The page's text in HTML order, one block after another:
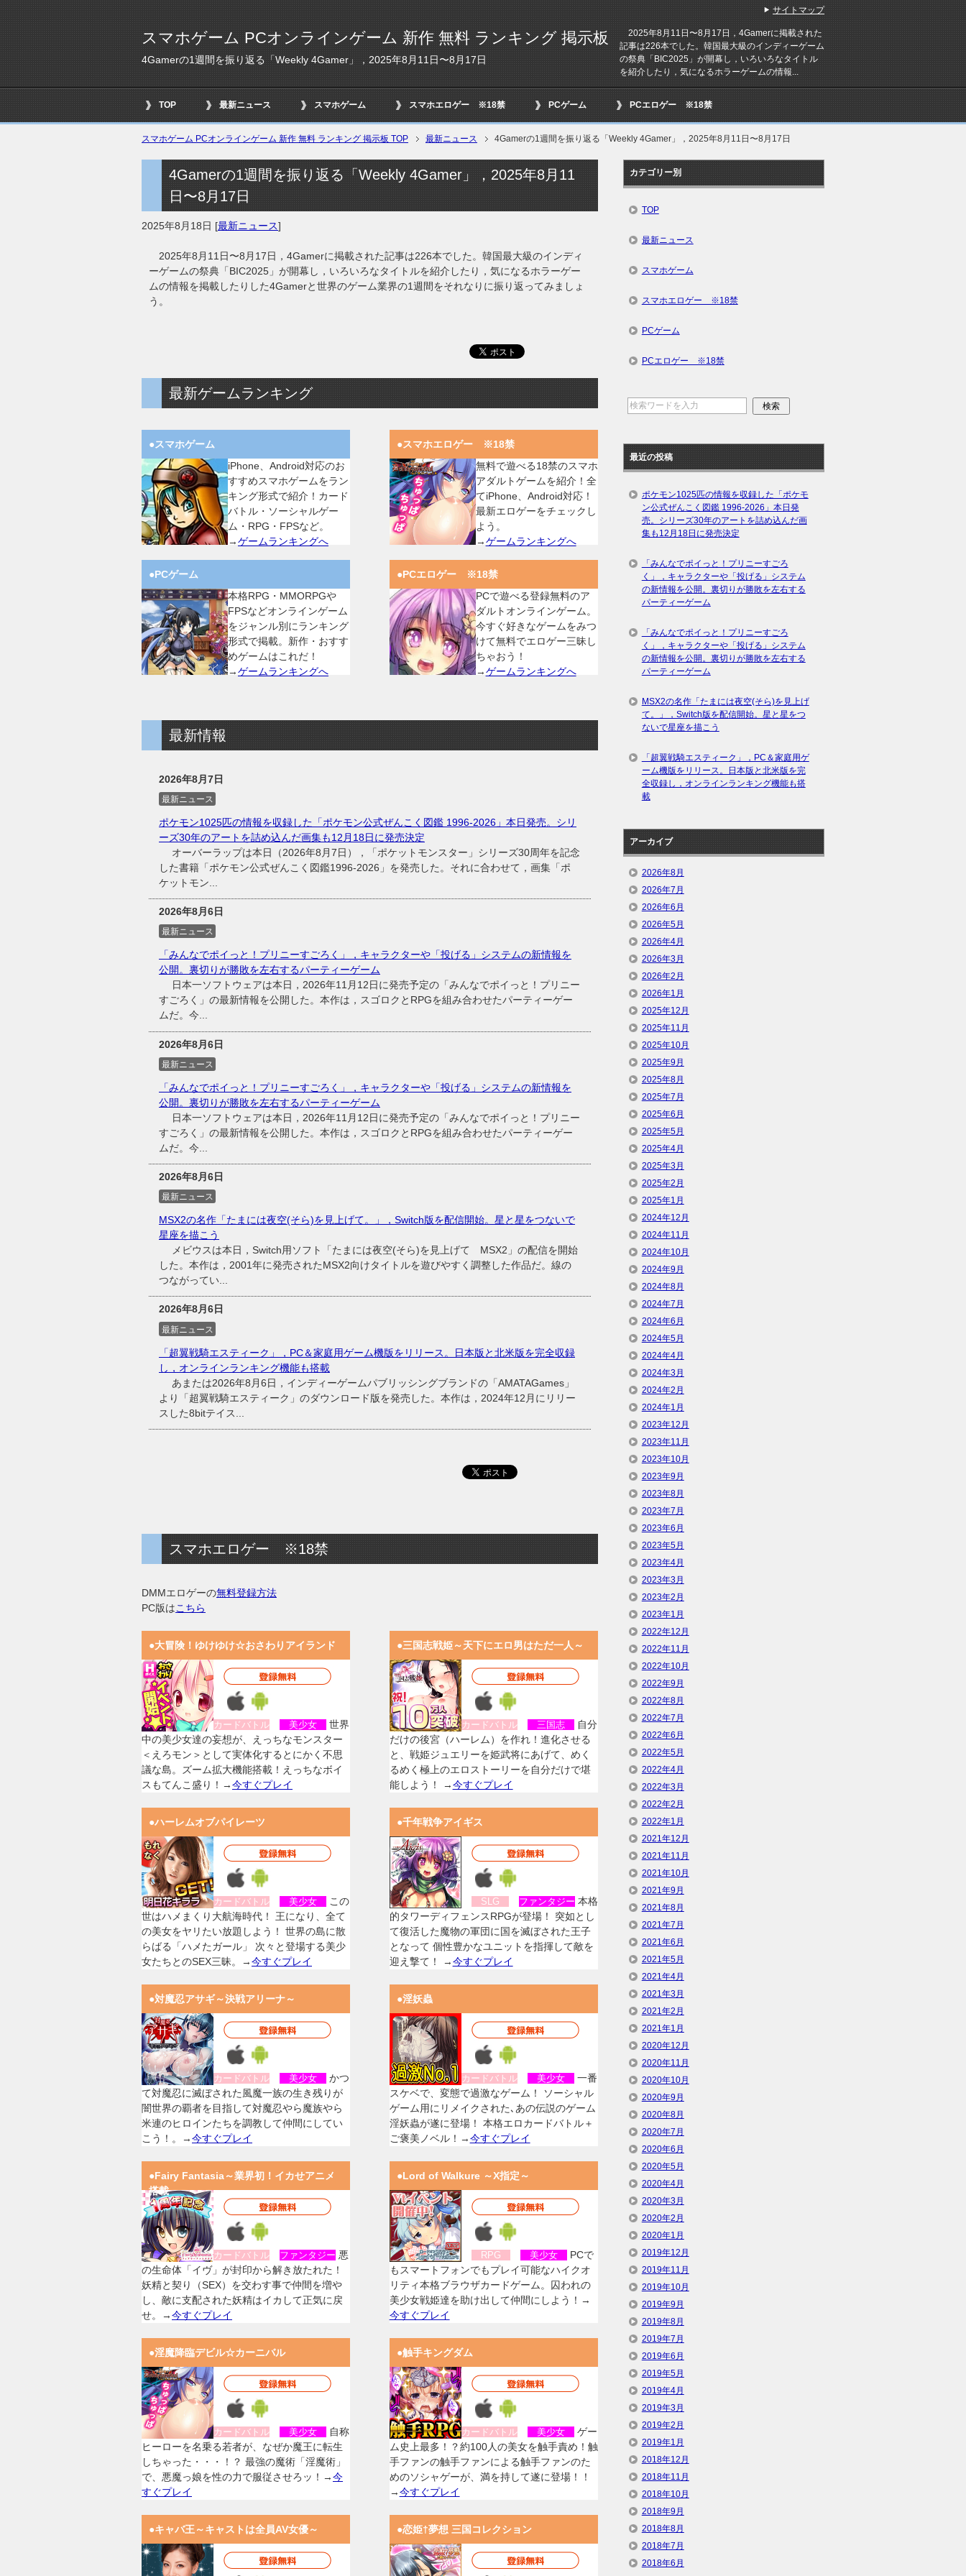
スマホゲーム PCオンラインゲーム 新作 無料 ランキング 掲示板
4Gamerの1週間を振り返る「Weekly 4Gamer」，2025年8月11日〜8月17日
2025年8月11日〜8月17日，4Gamerに掲載された
記事は226本でした。韓国最大級のインディーゲーム
の祭典「BIC2025」が開幕し，いろいろなタイトル
を紹介したり，気になるホラーゲームの情報...
TOP 最新ニュース スマホゲーム スマホエロゲー ※18禁 PCゲーム PCエロゲー ※18禁
スマホゲーム PCオンラインゲーム 新作 無料 ランキング 掲示板 TOP 最新ニュース 4Gamerの1週間を振り返る「Weekly 4Gamer」，2025年8月11日〜8月17日
4Gamerの1週間を振り返る「Weekly 4Gamer」，2025年8月11
日〜8月17日
2025年8月18日 [最新ニュース]
2025年8月11日〜8月17日，4Gamerに掲載された記事は226本でした。韓国最大級のインディ
ーゲームの祭典「BIC2025」が開幕し，いろいろなタイトルを紹介したり，気になるホラーゲー
ムの情報を掲載したりした4Gamerと世界のゲーム業界の1週間をそれなりに振り返ってみましょ
う。
最新ゲームランキング
●スマホゲーム
iPhone、Android対応のお
すすめスマホゲームをラン
キング形式で紹介！カード
バトル・ソーシャルゲー
ム・RPG・FPSなど。
→ゲームランキングへ
●スマホエロゲー ※18禁
無料で遊べる18禁のスマホ
アダルトゲームを紹介！全
てiPhone、Android対応！
最新エロゲーをチェックし
よう。
→ゲームランキングへ
●PCゲーム
本格RPG・MMORPGや
FPSなどオンラインゲーム
をジャンル別にランキング
形式で掲載。新作・おすす
めゲームはこれだ！
→ゲームランキングへ
●PCエロゲー ※18禁
PCで遊べる登録無料のア
ダルトオンラインゲーム。
今すぐ好きなゲームをみつ
けて無料でエロゲー三昧し
ちゃおう！
→ゲームランキングへ
最新情報
2026年8月7日
最新ニュース
ポケモン1025匹の情報を収録した「ポケモン公式ぜんこく図鑑 1996-2026」本日発売。シリ
ーズ30年のアートを詰め込んだ画集も12月18日に発売決定
オーバーラップは本日（2026年8月7日），「ポケットモンスター」シリーズ30周年を記念
した書籍「ポケモン公式ぜんこく図鑑1996-2026」を発売した。それに合わせて，画集「ポ
ケットモン...
2026年8月6日
最新ニュース
「みんなでポイっと！プリニーすごろく」，キャラクターや「投げる」システムの新情報を
公開。裏切りが勝敗を左右するパーティーゲーム
日本一ソフトウェアは本日，2026年11月12日に発売予定の「みんなでポイっと！プリニー
すごろく」の最新情報を公開した。本作は，スゴロクとRPGを組み合わせたパーティーゲー
ムだ。今...
2026年8月6日
最新ニュース
「みんなでポイっと！プリニーすごろく」，キャラクターや「投げる」システムの新情報を
公開。裏切りが勝敗を左右するパーティーゲーム
日本一ソフトウェアは本日，2026年11月12日に発売予定の「みんなでポイっと！プリニー
すごろく」の最新情報を公開した。本作は，スゴロクとRPGを組み合わせたパーティーゲー
ムだ。今...
2026年8月6日
最新ニュース
MSX2の名作「たまには夜空(そら)を見上げて。」，Switch版を配信開始。星と星をつないで
星座を描こう
メビウスは本日，Switch用ソフト「たまには夜空(そら)を見上げて MSX2」の配信を開始
した。本作は，2001年に発売されたMSX2向けタイトルを遊びやすく調整した作品だ。線の
つながってい...
2026年8月6日
最新ニュース
「超翼戦騎エスティーク」，PC＆家庭用ゲーム機版をリリース。日本版と北米版を完全収録
し，オンラインランキング機能も搭載
あまたは2026年8月6日，インディーゲームパブリッシングブランドの「AMATAGames」
より「超翼戦騎エスティーク」のダウンロード版を発売した。本作は，2024年12月にリリー
スした8bitテイス...
スマホエロゲー ※18禁
DMMエロゲーの無料登録方法
PC版はこちら
●大冒険！ゆけゆけ☆おさわりアイランド
カードバトル 美少女
世界
中の美少女達の妄想が、えっちなモンスター
＜えろモン＞として実体化するとにかく不思
議な島。ズーム拡大機能搭載！えっちなボイ
スもてんこ盛り！→今すぐプレイ
●三国志戦姫～天下にエロ男はただ一人～
カードバトル 三国志
自分
だけの後宮（ハーレム）を作れ！進化させる
と、戦姫ジュエリーを姫武将にあげて、めく
るめく極上のエロストーリーを自分だけで堪
能しよう！ →今すぐプレイ
●ハーレムオブパイレーツ
カードバトル 美少女
この
世はハメまくり大航海時代！ 王になり、全て
の美女をヤリたい放題しよう！ 世界の島に散
らばる「ハメたガール」 次々と登場する美少
女たちとのSEX三昧。→今すぐプレイ
●千年戦争アイギス
SLG ファンタジー 本格
的タワーディフェンスRPGが登場！ 突如とし
て復活した魔物の軍団に国を滅ぼされた王子
となって 個性豊かなユニットを指揮して敵を
迎え撃て！ →今すぐプレイ
●対魔忍アサギ～決戦アリーナ～
カードバトル 美少女
かつ
て対魔忍に滅ぼされた風魔一族の生き残りが
闇世界の覇者を目指して対魔忍やら魔族やら
米連のヒロインたちを調教して仲間にしてい
こう！。→今すぐプレイ
●淫妖蟲
カードバトル 美少女
一番
スケベで、変態で過激なゲーム！ ソーシャル
ゲーム用にリメイクされた､あの伝説のゲーム
淫妖蟲が遂に登場！ 本格エロカードバトル＋
ご褒美ノベル！→今すぐプレイ
●Fairy Fantasia～業界初！イカせアニメ
搭載
カードバトル ファンタジー 悪
の生命体「イヴ」が封印から解き放たれた！
妖精と契り（SEX）を交わす事で仲間を増や
し、敵に支配された妖精はイカして正気に戻
せ。→今すぐプレイ
●Lord of Walkure ～X指定～
RPG 美少女
PCで
もスマートフォンでもプレイ可能なハイクオ
リティ本格ブラウザカードゲーム。囚われの
美少女戦姫達を助け出して仲間にしよう！→
今すぐプレイ
●淫魔降臨デビル☆カーニバル
カードバトル 美少女
自称
ヒーローを名乗る若者が、なぜか魔王に転生
しちゃった・・・！？ 最強の魔術「淫魔術」
で、悪魔っ娘を性の力で服従させろッ！→今
すぐプレイ
●触手キングダム
カードバトル 美少女
ゲー
ム史上最多！？約100人の美女を触手責め！触
手ファンの触手ファンによる触手ファンのた
めのソシャゲーが、満を持して遂に登場！！
→今すぐプレイ
●キャバ王～キャストは全員AV女優～ ●恋姫†夢想 三国コレクション
カテゴリー別
TOP
最新ニュース
スマホゲーム
スマホエロゲー ※18禁
PCゲーム
PCエロゲー ※18禁
最近の投稿
ポケモン1025匹の情報を収録した「ポケモ
ン公式ぜんこく図鑑 1996-2026」本日発
売。シリーズ30年のアートを詰め込んだ画
集も12月18日に発売決定
「みんなでポイっと！プリニーすごろ
く」，キャラクターや「投げる」システム
の新情報を公開。裏切りが勝敗を左右する
パーティーゲーム
「みんなでポイっと！プリニーすごろ
く」，キャラクターや「投げる」システム
の新情報を公開。裏切りが勝敗を左右する
パーティーゲーム
MSX2の名作「たまには夜空(そら)を見上げ
て。」，Switch版を配信開始。星と星をつ
ないで星座を描こう
「超翼戦騎エスティーク」，PC＆家庭用ゲ
ーム機版をリリース。日本版と北米版を完
全収録し，オンラインランキング機能も搭
載
アーカイブ
2026年8月
2026年7月
2026年6月
2026年5月
2026年4月
2026年3月
2026年2月
2026年1月
2025年12月
2025年11月
2025年10月
2025年9月
2025年8月
2025年7月
2025年6月
2025年5月
2025年4月
2025年3月
2025年2月
2025年1月
2024年12月
2024年11月
2024年10月
2024年9月
2024年8月
2024年7月
2024年6月
2024年5月
2024年4月
2024年3月
2024年2月
2024年1月
2023年12月
2023年11月
2023年10月
2023年9月
2023年8月
2023年7月
2023年6月
2023年5月
2023年4月
2023年3月
2023年2月
2023年1月
2022年12月
2022年11月
2022年10月
2022年9月
2022年8月
2022年7月
2022年6月
2022年5月
2022年4月
2022年3月
2022年2月
2022年1月
2021年12月
2021年11月
2021年10月
2021年9月
2021年8月
2021年7月
2021年6月
2021年5月
2021年4月
2021年3月
2021年2月
2021年1月
2020年12月
2020年11月
2020年10月
2020年9月
2020年8月
2020年7月
2020年6月
2020年5月
2020年4月
2020年3月
2020年2月
2020年1月
2019年12月
2019年11月
2019年10月
2019年9月
2019年8月
2019年7月
2019年6月
2019年5月
2019年4月
2019年3月
2019年2月
2019年1月
2018年12月
2018年11月
2018年10月
2018年9月
2018年8月
2018年7月
2018年6月
サイトマップ